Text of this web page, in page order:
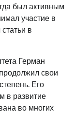
был активным
участие в
в
Герман
свои
Его
в развитие
во многих